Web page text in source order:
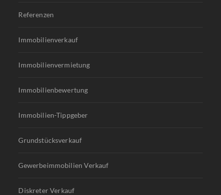
Referenzen
Immobilienverkauf
Immobilienvermietung
Immobilienbewertung
Immobilien-Tippgeber
Grundstücksverkauf
Gewerbeimmobilien Verkauf
Diskreter Verkauf